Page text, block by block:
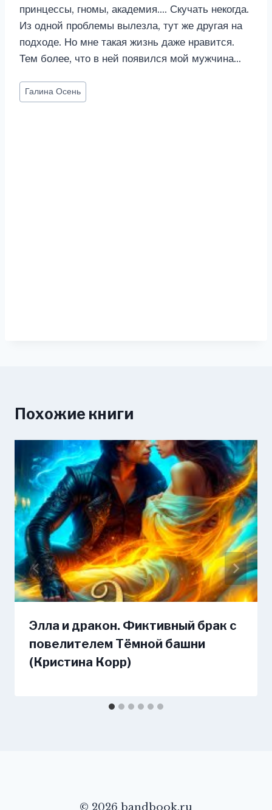
принцессы, гномы, академия…. Скучать некогда.
Из одной проблемы вылезла, тут же другая на
подходе. Но мне такая жизнь даже нравится.
Тем более, что в ней появился мой мужчина…
Метки
записи:
Галина Осень
Похожие книги
Элла и дракон. Фиктивный брак с
повелителем Тёмной башни
(Кристина Корр)
© 2026 bandbook.ru